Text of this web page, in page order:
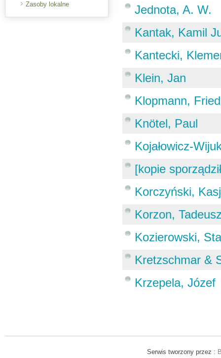
Zasoby lokalne
Jednota, A. W.
Kantak, Kamil
Kantecki,
Klein, Jan
Klopmann,
Knötel, Paul
Kojałowicz-
[kopie
Korczyński,
Korzon,
Kozierowski,
Kretzschmar &
Krzepela, Józef
Serwis tworzony przez :